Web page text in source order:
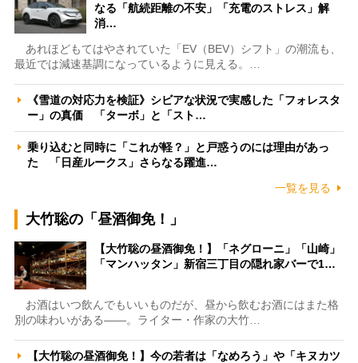
なる「航続距離の不安」「充電のストレス」解
消…
あれほどもてはやされていた「EV（BEV）シフト」の潮流も、
最近では減速基調になっているように見える。…
《雪道の対応力を検証》シビアな状況で実感した「フォレスタ
ー」の真価 「ターボ」と「スト…
乗り込むと同時に「これが軽？」と戸惑うのには理由があっ
た 「日産ルークス」さらなる躍進…
一覧を見る
大竹聡の「昼酒御免！」
【大竹聡の昼酒御免！】「ネグローニ」「山崎」
「マンハッタン」新宿三丁目の隠れ家バーで1…
お酒はいつ飲んでもいいものだが、昼から飲むお酒にはまた格
別の味わいがある――。ライター・作家の大竹…
【大竹聡の昼酒御免！】今の若者は「なめろう」や「キヌカツ